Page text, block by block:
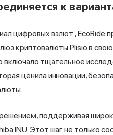
к
цифровых валют , EcoRide
криптовалюты Plisio в
включало тщательное
ценила инновации,
поддерживая
INU. Этот шаг не только